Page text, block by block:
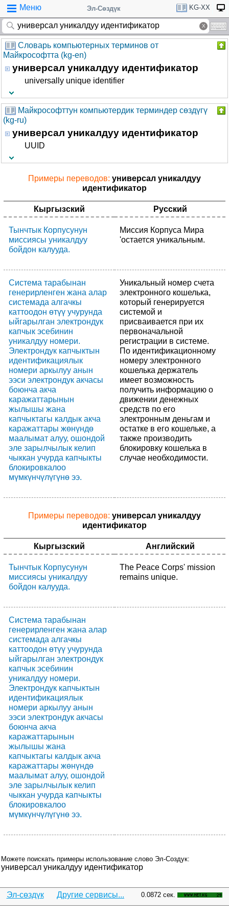
Меню Эл-Сөздүк KG-XX
Словарь компьютерных терминов от
Майкрософтта (kg-en)
универсал уникалдуу идентификатор
universally unique identifier
Майкрософттун компьютердик терминдер сөздүгү
(kg-ru)
универсал уникалдуу идентификатор
UUID
Примеры переводов: универсал уникалдуу
идентификатор
Кыргызский Русский
Тынчтык Корпусунун
миссиясы уникалдуу
бойдон калууда.
Миссия Корпуса Мира
'остается уникальным.
Система тарабынан
генерирленген жана алар
системада алгачкы
каттоодон өтүү учурунда
ыйгарылган электрондук
капчык эсебинин
уникалдуу номери.
Электрондук капчыктын
идентификациялык
номери аркылуу анын
ээси электрондук акчасы
боюнча акча
каражаттарынын
жылышы жана
капчыктагы калдык акча
каражаттары жөнүндө
маалымат алуу, ошондой
эле зарылчылык келип
чыккан учурда капчыкты
блокировкалоо
мүмкүнчүлүгүнө ээ.
Уникальный номер счета
электронного кошелька,
который генерируется
системой и
присваивается при их
первоначальной
регистрации в системе.
По идентификационному
номеру электронного
кошелька держатель
имеет возможность
получить информацию о
движении денежных
средств по его
электронным деньгам и
остатке в его кошельке, а
также производить
блокировку кошелька в
случае необходимости.
Примеры переводов: универсал уникалдуу
идентификатор
Кыргызский Английский
Тынчтык Корпусунун
миссиясы уникалдуу
бойдон калууда.
The Peace Corps' mission
remains unique.
Система тарабынан
генерирленген жана алар
системада алгачкы
каттоодон өтүү учурунда
ыйгарылган электрондук
капчык эсебинин
уникалдуу номери.
Электрондук капчыктын
идентификациялык
номери аркылуу анын
ээси электрондук акчасы
боюнча акча
каражаттарынын
жылышы жана
капчыктагы калдык акча
каражаттары жөнүндө
маалымат алуу, ошондой
эле зарылчылык келип
чыккан учурда капчыкты
блокировкалоо
мүмкүнчүлүгүнө ээ.
Можете поискать примеры использование слово Эл-Создук:
универсал уникалдуу идентификатор
Эл-сөздүк Другие сервисы... 0.0872 сек.